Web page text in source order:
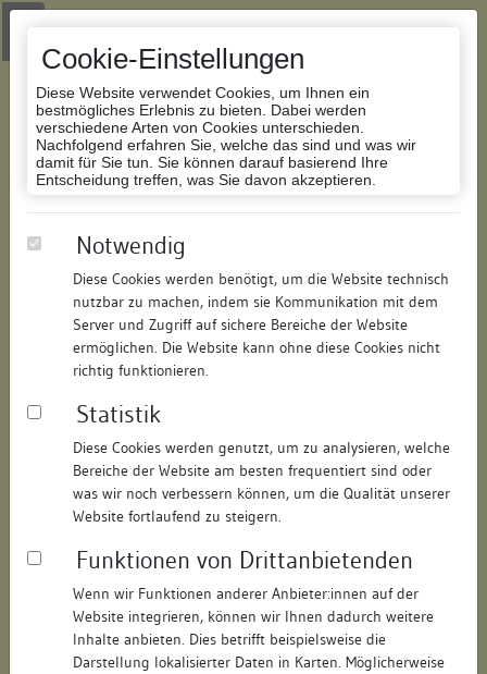
Cookie-Einstellungen
Diese Website verwendet Cookies, um Ihnen ein
bestmögliches Erlebnis zu bieten. Dabei werden
verschiedene Arten von Cookies unterschieden.
Nachfolgend erfahren Sie, welche das sind und was wir
damit für Sie tun. Sie können darauf basierend Ihre
Entscheidung treffen, was Sie davon akzeptieren.
Notwendig
Diese Cookies werden benötigt, um die Website technisch
nutzbar zu machen, indem sie Kommunikation mit dem
Server und Zugriff auf sichere Bereiche der Website
ermöglichen. Die Website kann ohne diese Cookies nicht
richtig funktionieren.
Statistik
Diese Cookies werden genutzt, um zu analysieren, welche
Bereiche der Website am besten frequentiert sind oder
was wir noch verbessern können, um die Qualität unserer
Website fortlaufend zu steigern.
Funktionen von Drittanbietenden
Wenn wir Funktionen anderer Anbieter:innen auf der
Website integrieren, können wir Ihnen dadurch weitere
Inhalte anbieten. Dies betrifft beispielsweise die
Darstellung lokalisierter Daten in Karten. Möglicherweise
Zur Navigation springen
Zum Inhalt der Website springen
Datenbank Bauforschung/Restaurierung
371215399286/Datum:04.07.2007
Datenbestand:
Bauforschung
Als PDF herunterladen:
Objektdaten
Straße: Webergasse
Hausnummer: 9
Postleitzahl: 73728
Stadt-Teilort: Esslingen am Neckar
Regierungsbezirk: Stuttgart